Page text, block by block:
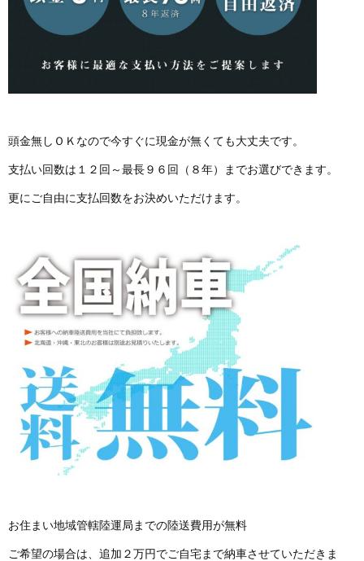
頭金無しＯＫなので今すぐに現金が無くても大丈夫です。
支払い回数は１２回～最長９６回（８年）までお選びできます。
更にご自由に支払回数をお決めいただけます。
お住まい地域管轄陸運局までの陸送費用が無料
ご希望の場合は、追加２万円でご自宅まで納車させていただきま